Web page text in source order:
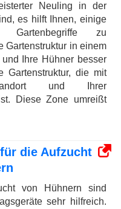
Neuling in der
es hilft Ihnen, einige
Gartenbegriffe zu
Gartenstruktur in einem
Ihre Hühner besser
Gartenstruktur, die mit
und Ihrer
Diese Zone umreißt
die Aufzucht
von Hühnern sind
sehr hilfreich.